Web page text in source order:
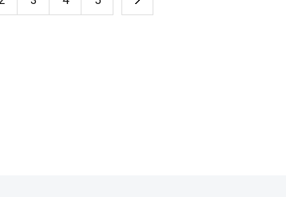
体股强劲表现和科斯皮200夜间期货上涨的影响，将会以
新（OTA）。从基础车型开始，配备10个安全气囊、车